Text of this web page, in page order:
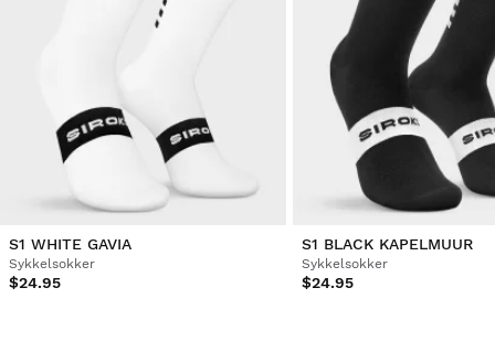
S1 WHITE GAVIA
Sykkelsokker
$24.95
S1 BLACK KAPELMUUR
Sykkelsokker
$24.95